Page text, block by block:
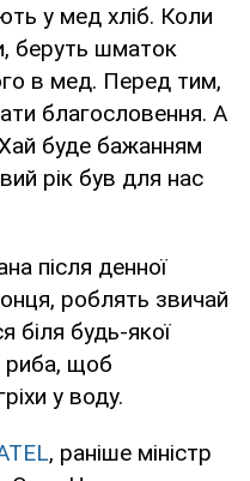
у мед хліб. Коли
беруть шматок
в мед. Перед тим,
благословення. А
буде бажанням
рік був для нас
після денної
роблять звичай
біля будь-якої
риба, щоб
у воду.
, раніше міністр